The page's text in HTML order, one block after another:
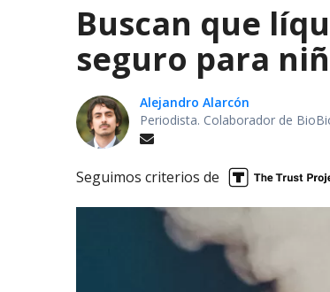
Buscan que
seguro para
Alejandro Alarcón
Periodista. Colaborador de
Seguimos criterios de